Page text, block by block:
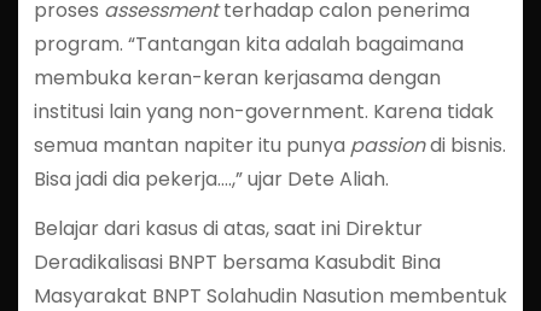
proses assessmentterhadap calon penerima
program. “Tantangan kita adalah bagaimana
membuka keran-keran kerjasama dengan
institusi lain yang non-government. Karena tidak
semua mantan napiter itu punya passiondi bisnis.
Bisa jadi dia pekerja….,” ujar Dete Aliah.
Belajar dari kasus di atas, saat ini Direktur
Deradikalisasi BNPT bersama Kasubdit Bina
Masyarakat BNPT Solahudin Nasution membentuk